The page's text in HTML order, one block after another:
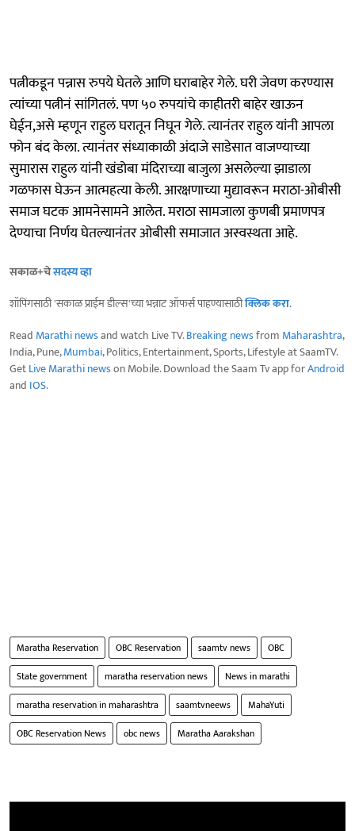
पत्नीकडून पन्नास रुपये घेतले आणि घराबाहेर गेले. घरी जेवण करण्यास
त्यांच्या पत्नीनं सांगितलं. पण ५० रुपयांचे काहीतरी बाहेर खाऊन
घेईन,असे म्हणून राहुल घरातून निघून गेले. त्यानंतर राहुल यांनी आपला
फोन बंद केला. त्यानंतर संध्याकाळी अंदाजे साडेसात वाजण्याच्या
सुमारास राहुल यांनी खंडोबा मंदिराच्या बाजुला असलेल्या झाडाला
गळफास घेऊन आत्महत्या केली. आरक्षणाच्या मुद्यावरून मराठा-ओबीसी
समाज घटक आमनेसामने आलेत. मराठा सामजाला कुणबी प्रमाणपत्र
देण्याचा निर्णय घेतल्यानंतर ओबीसी समाजात अस्वस्थता आहे.
सकाळ+चेसदस्य व्हा
शॉपिंगसाठी 'सकाळ प्राईम डील्स'च्या भन्नाट ऑफर्स पाहण्यासाठीक्लिक करा.
Read Marathi newsand watch Live TV.Breaking newsfrom Maharashtra,
India, Pune,Mumbai, Politics, Entertainment, Sports, Lifestyle at SaamTV.
GetLive Marathi newson Mobile. Download the Saam Tv app forAndroid
and IOS.
Maratha Reservation OBC Reservation saamtv news
OBC
State government
maratha reservation news
News in marathi
maratha reservation in maharashtra
saamtvneews
MahaYuti
OBC Reservation News
obc news Maratha Aarakshan